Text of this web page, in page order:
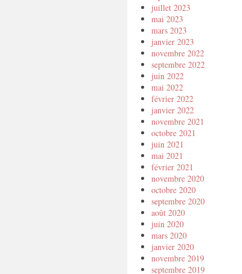
juillet 2023
mai 2023
mars 2023
janvier 2023
novembre 2022
septembre 2022
juin 2022
mai 2022
février 2022
janvier 2022
novembre 2021
octobre 2021
juin 2021
mai 2021
février 2021
novembre 2020
octobre 2020
septembre 2020
août 2020
juin 2020
mars 2020
janvier 2020
novembre 2019
septembre 2019